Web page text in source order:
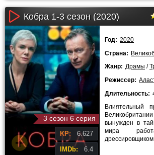
Кобра 1-3 сезон (2020)
3 сезон 6 серия
KP: 6.627
IMDb: 6.4
Год: 2020
Страна:
Жанр: Драмы /
Режиссер:
Длительность:
Влиятельный
вынужден в
мира
политического